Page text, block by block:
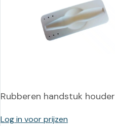
Rubberen handstuk houder
Log in voor prijzen